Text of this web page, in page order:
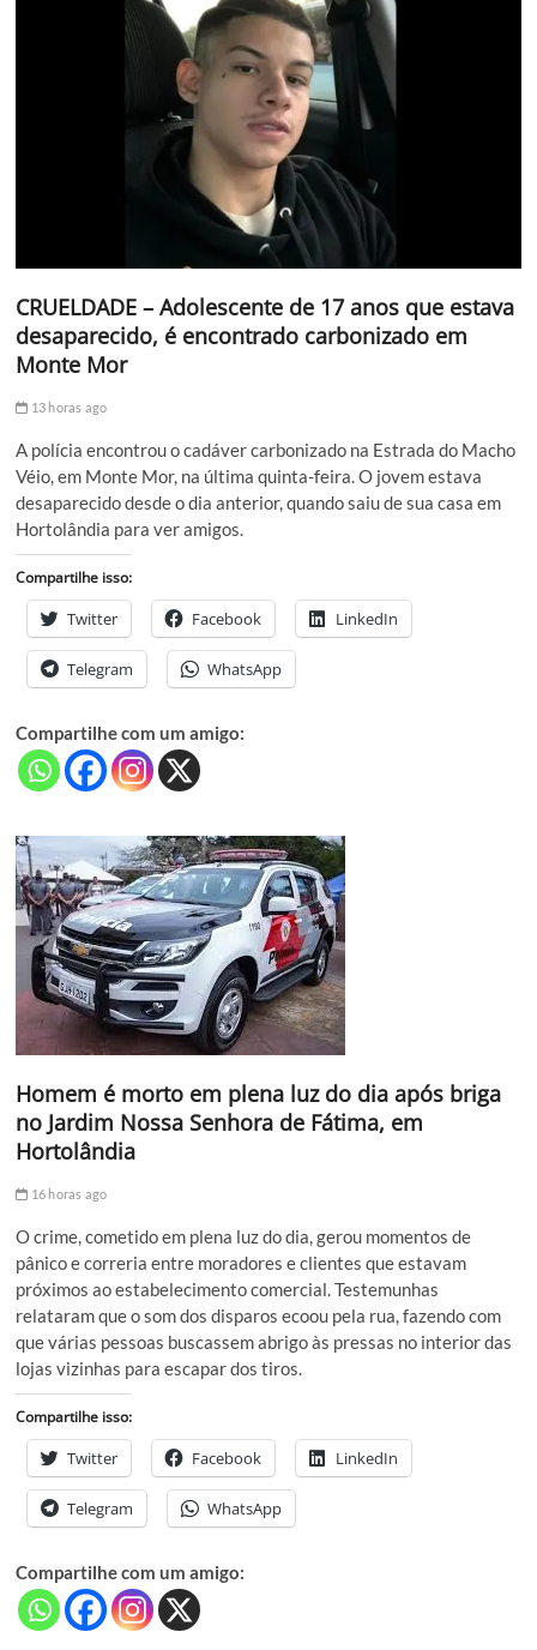
CRUELDADE – Adolescente de 17 anos que estava
desaparecido, é encontrado carbonizado em
Monte Mor
13 horas ago
A polícia encontrou o cadáver carbonizado na Estrada do Macho
Véio, em Monte Mor, na última quinta-feira. O jovem estava
desaparecido desde o dia anterior, quando saiu de sua casa em
Hortolândia para ver amigos.
Compartilhe isso:
Twitter Facebook LinkedIn
Telegram WhatsApp
Compartilhe com um amigo:
Homem é morto em plena luz do dia após briga
no Jardim Nossa Senhora de Fátima, em
Hortolândia
16 horas ago
O crime, cometido em plena luz do dia, gerou momentos de
pânico e correria entre moradores e clientes que estavam
próximos ao estabelecimento comercial. Testemunhas
relataram que o som dos disparos ecoou pela rua, fazendo com
que várias pessoas buscassem abrigo às pressas no interior das
lojas vizinhas para escapar dos tiros.
Compartilhe isso:
Twitter Facebook LinkedIn
Telegram WhatsApp
Compartilhe com um amigo: